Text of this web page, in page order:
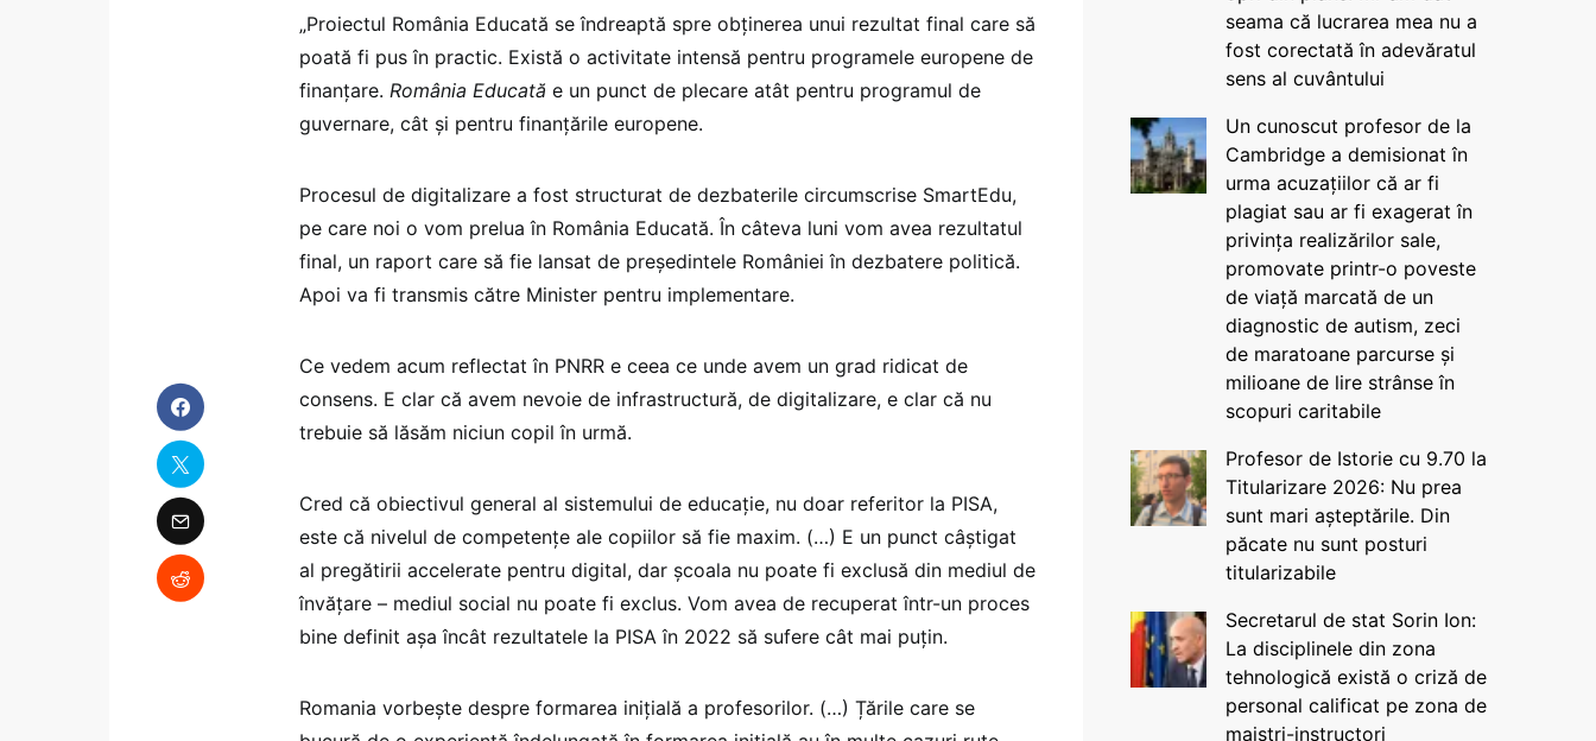
„Proiectul România Educată se îndreaptă spre obținerea unui rezultat final care să
poată fi pus în practic. Există o activitate intensă pentru programele europene de
finanțare. România Educată e un punct de plecare atât pentru programul de
guvernare, cât și pentru finanțările europene.
Procesul de digitalizare a fost structurat de dezbaterile circumscrise SmartEdu,
pe care noi o vom prelua în România Educată. În câteva luni vom avea rezultatul
final, un raport care să fie lansat de președintele României în dezbatere politică.
Apoi va fi transmis către Minister pentru implementare.
Ce vedem acum reflectat în PNRR e ceea ce unde avem un grad ridicat de
consens. E clar că avem nevoie de infrastructură, de digitalizare, e clar că nu
trebuie să lăsăm niciun copil în urmă.
Cred că obiectivul general al sistemului de educație, nu doar referitor la PISA,
este că nivelul de competențe ale copiilor să fie maxim. (…) E un punct câștigat
al pregătirii accelerate pentru digital, dar școala nu poate fi exclusă din mediul de
învățare – mediul social nu poate fi exclus. Vom avea de recuperat într-un proces
bine definit așa încât rezultatele la PISA în 2022 să sufere cât mai puțin.
Romania vorbește despre formarea inițială a profesorilor. (…) Țările care se
seama că lucrarea mea nu a
fost corectată în adevăratul
sens al cuvântului
Un cunoscut profesor de la
Cambridge a demisionat în
urma acuzațiilor că ar fi
plagiat sau ar fi exagerat în
privința realizărilor sale,
promovate printr-o poveste
de viață marcată de un
diagnostic de autism, zeci
de maratoane parcurse și
milioane de lire strânse în
scopuri caritabile
Profesor de Istorie cu 9.70 la
Titularizare 2026: Nu prea
sunt mari așteptările. Din
păcate nu sunt posturi
titularizabile
Secretarul de stat Sorin Ion:
La disciplinele din zona
tehnologică există o criză de
personal calificat pe zona de
maiștri-instructori